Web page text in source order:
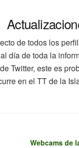
de todos los
día de toda la
Twitter, este es
en el TT de la
Webcams de